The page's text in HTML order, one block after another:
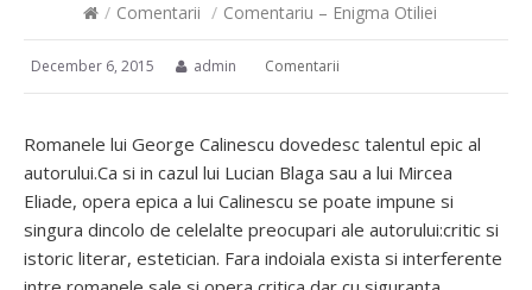
/ Comentarii / Comentariu – Enigma Otiliei
December 6, 2015 admin Comentarii
Romanele lui George Calinescu dovedesc talentul epic al
autorului.Ca si in cazul lui Lucian Blaga sau a lui Mircea
Eliade, opera epica a lui Calinescu se poate impune si
singura dincolo de celelalte preocupari ale autorului:critic si
istoric literar, estetician. Fara indoiala exista si interferente